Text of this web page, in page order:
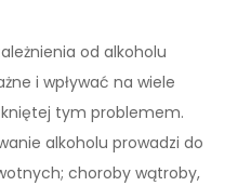
od alkoholu
i wpływać na wiele
tym problemem.
alkoholu prowadzi do
choroby wątroby,